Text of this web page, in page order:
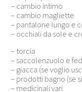
– cambio intimo
– cambio magliette
– pantalone lungo e
– occhiali da sole e
– torcia
– saccolenzuolo e
– giacca (se voglio
– prodotti bagno (se
– medicinali vari